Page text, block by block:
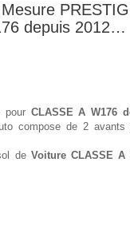
depuis 2012…
pour CLASSE A W176
compose de 2 avants
de Voiture CLASSE A